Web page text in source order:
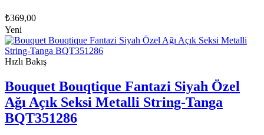
₺369,00
Yeni
Hızlı Bakış
Bouquet Bouqtique Fantazi Siyah Özel
Ağı Açık Seksi Metalli String-Tanga
BQT351286